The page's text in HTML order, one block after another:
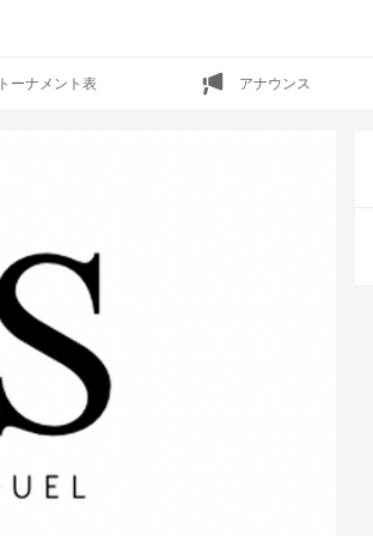
トーナメント表 アナウンス